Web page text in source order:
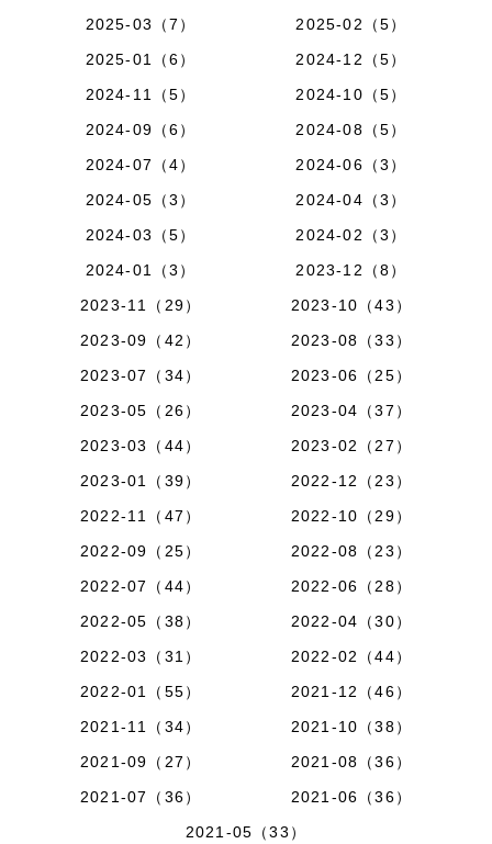
2025-03（7）
2025-02（5）
2025-01（6）
2024-12（5）
2024-11（5）
2024-10（5）
2024-09（6）
2024-08（5）
2024-07（4）
2024-06（3）
2024-05（3）
2024-04（3）
2024-03（5）
2024-02（3）
2024-01（3）
2023-12（8）
2023-11（29）
2023-10（43）
2023-09（42）
2023-08（33）
2023-07（34）
2023-06（25）
2023-05（26）
2023-04（37）
2023-03（44）
2023-02（27）
2023-01（39）
2022-12（23）
2022-11（47）
2022-10（29）
2022-09（25）
2022-08（23）
2022-07（44）
2022-06（28）
2022-05（38）
2022-04（30）
2022-03（31）
2022-02（44）
2022-01（55）
2021-12（46）
2021-11（34）
2021-10（38）
2021-09（27）
2021-08（36）
2021-07（36）
2021-06（36）
2021-05（33）